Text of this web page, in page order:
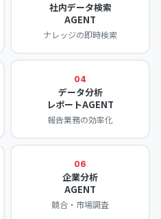
社内データ検索
AGENT
ナレッジの即時検索
04
データ分析
レポートAGENT
報告業務の効率化
06
企業分析
AGENT
競合・市場調査